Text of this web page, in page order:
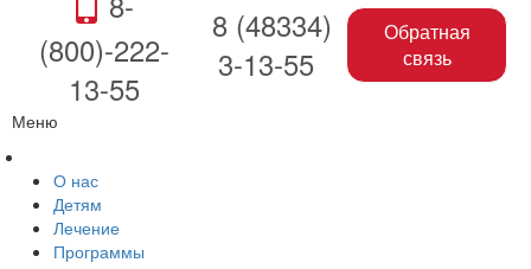
(800)-222-
13-55
8 (48334)
3-13-55
Обратная
связь
Меню
О нас
Детям
Лечение
Программы